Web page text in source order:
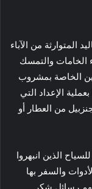
المتوارثة من الآباء
الخامات والتمسك
الخاصة بمشروب
الإعداد التي
من العطار أو
الذين انبهروا
والسفر بها
رسائل شكر